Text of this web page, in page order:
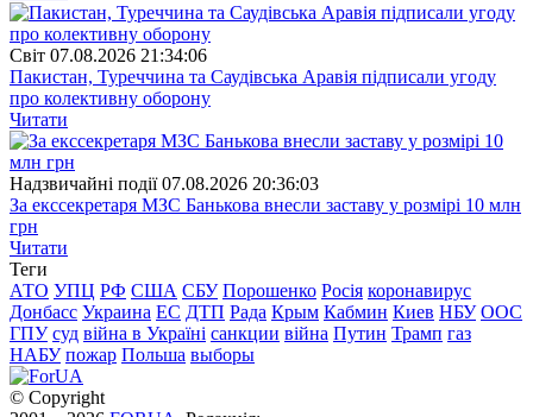
Свiт 07.08.2026 21:34:06
Пакистан, Туреччина та Саудівська Аравія підписали угоду
про колективну оборону
Читати
Надзвичайні події 07.08.2026 20:36:03
За екссекретаря МЗС Банькова внесли заставу у розмірі 10 млн
грн
Читати
Теги
АТО УПЦ РФ США СБУ Порошенко Росія коронавирус
Донбасс Украина ЕС ДТП Рада Крым Кабмин Киев НБУ ООС
ГПУ суд війна в Україні санкции війна Путин Трамп газ
НАБУ пожар Польша выборы
© Copyright